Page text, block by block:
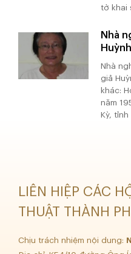
tờ khai
Nhà
Nhà
giả
khác:
năm
Kỳ, tỉnh
LIÊN HIỆP CÁC
THUẬT THÀNH
Chịu trách nhiệm nội dung: